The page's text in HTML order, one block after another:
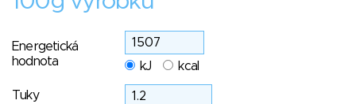
Energetická
hodnota
kJ kcal
Tuky